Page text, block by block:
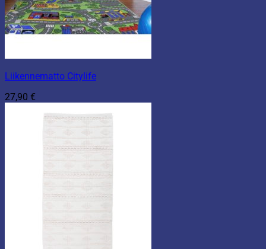
Liikennematto Citylife
27,90 €